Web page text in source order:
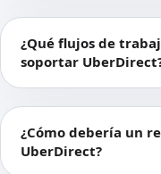
¿Qué flujos de
soportar
¿Cómo debería un
UberDirect?